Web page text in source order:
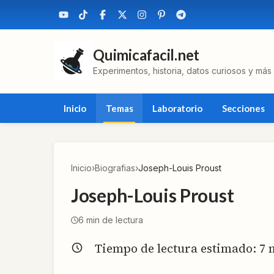
Quimicafacil.net
Experimentos, historia, datos curiosos y más
Inicio Temas Laboratorio Secciones
Inicio›Biografias›Joseph-Louis Proust
Joseph-Louis Proust
6 min de lectura
Tiempo de lectura estimado: 7